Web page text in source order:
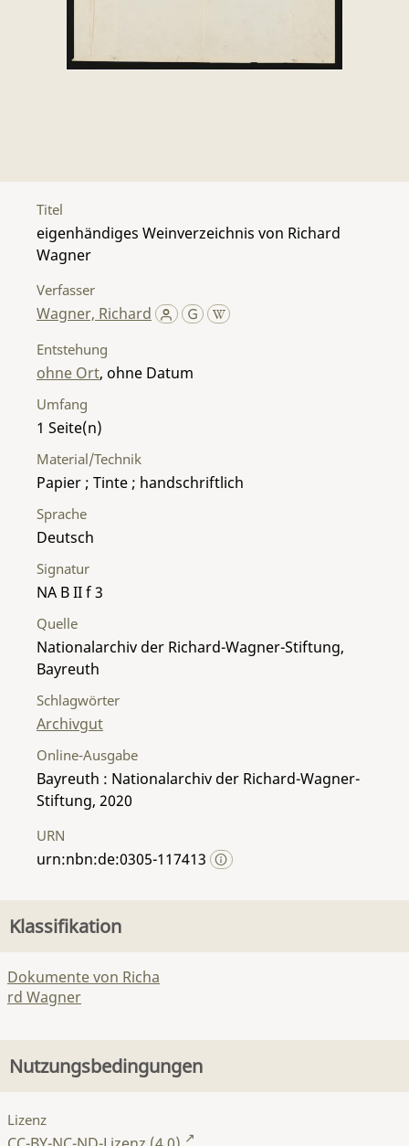
Titel
eigenhändiges Weinverzeichnis von Richard
Wagner
Verfasser
Wagner, Richard
Entstehung
ohne Ort, ohne Datum
Umfang
1
Material/Technik
Papier ; Tinte ; handschriftlich
Sprache
Deutsch
Signatur
NA B II f 3
Quelle
Nationalarchiv der Richard-Wagner-Stiftung,
Bayreuth
Schlagwörter
Archivgut
Online-Ausgabe
Bayreuth : Nationalarchiv der Richard-Wagner-
Stiftung, 2020
URN
urn:nbn:de:0305-117413
Klassifikation
Dokumente von Richa
rd Wagner
Nutzungsbedingungen
Lizenz